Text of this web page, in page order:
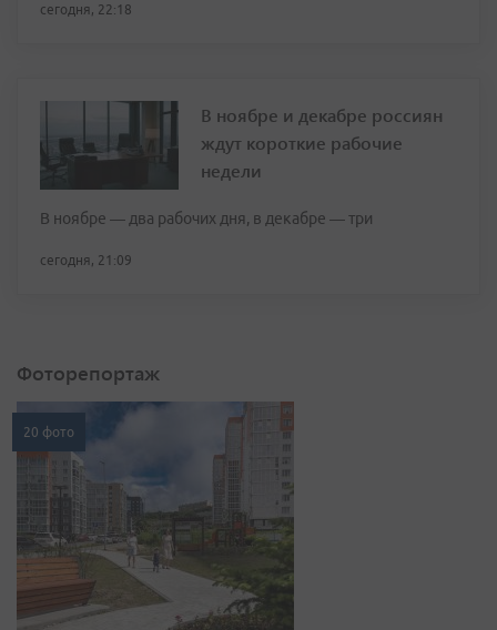
сегодня, 22:18
В ноябре и декабре россиян
ждут короткие рабочие
недели
В ноябре — два рабочих дня, в декабре — три
сегодня, 21:09
Фоторепортаж
20 фото